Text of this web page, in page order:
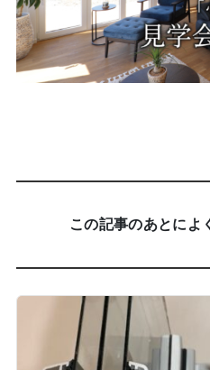
この記事のあとによ